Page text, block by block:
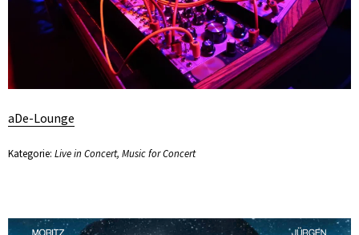
aDe-Lounge
Kategorie: Live in Concert, Music for Concert